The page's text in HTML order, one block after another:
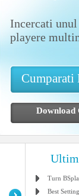
Incercati
playere
Cumparati
Turn
Best